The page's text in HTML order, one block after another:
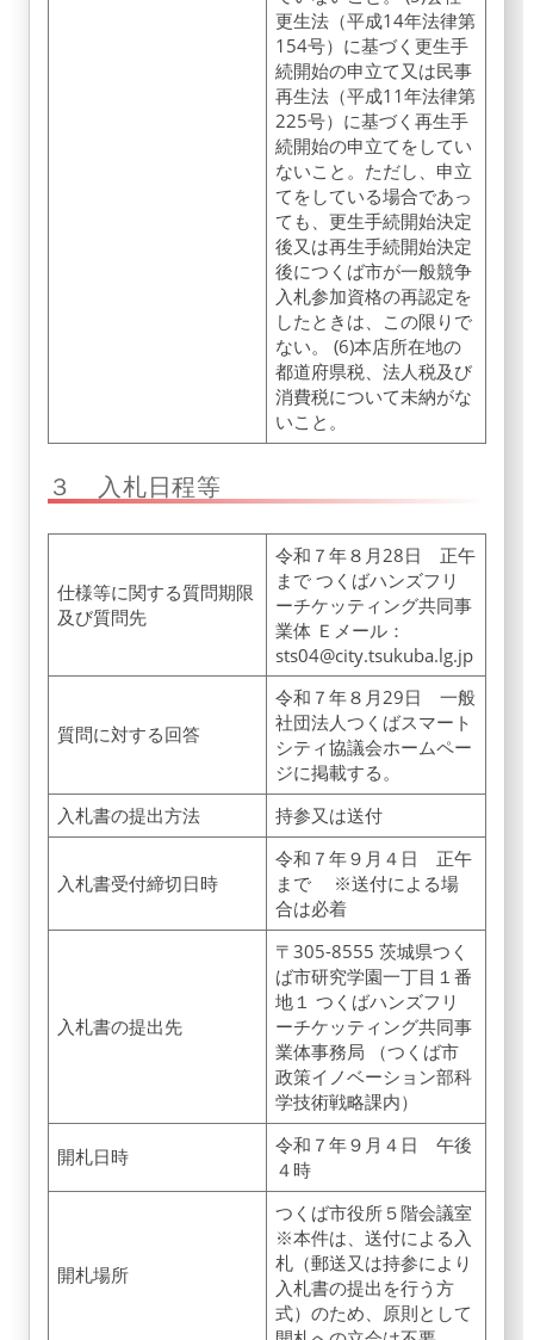
更生法（平成14年法律第
154号）に基づく更生手
続開始の申立て又は民事
再生法（平成11年法律第
225号）に基づく再生手
続開始の申立てをしてい
ないこと。ただし、申立
てをしている場合であっ
ても、更生手続開始決定
後又は再生手続開始決定
後につくば市が一般競争
入札参加資格の再認定を
したときは、この限りで
ない。 (6)本店所在地の
都道府県税、法人税及び
消費税について未納がな
いこと。
３ 入札日程等
仕様等に関する質問期限
及び質問先
令和７年８月28日 正午
まで つくばハンズフリ
ーチケッティング共同事
業体 Ｅメール：
sts04@city.tsukuba.lg.jp
質問に対する回答
令和７年８月29日 一般
社団法人つくばスマート
シティ協議会ホームペー
ジに掲載する。
入札書の提出方法
持参又は送付
入札書受付締切日時
令和７年９月４日 正午
まで ※送付による場
合は必着
入札書の提出先
〒305-8555 茨城県つく
ば市研究学園一丁目１番
地１ つくばハンズフリ
ーチケッティング共同事
業体事務局 （つくば市
政策イノベーション部科
学技術戦略課内）
開札日時
令和７年９月４日 午後
４時
開札場所
つくば市役所５階会議室
※本件は、送付による入
札（郵送又は持参により
入札書の提出を行う方
式）のため、原則として